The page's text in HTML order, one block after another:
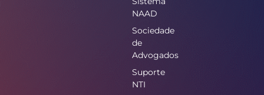
NAAD
Sociedade
de
Advogados
Suporte
NTI